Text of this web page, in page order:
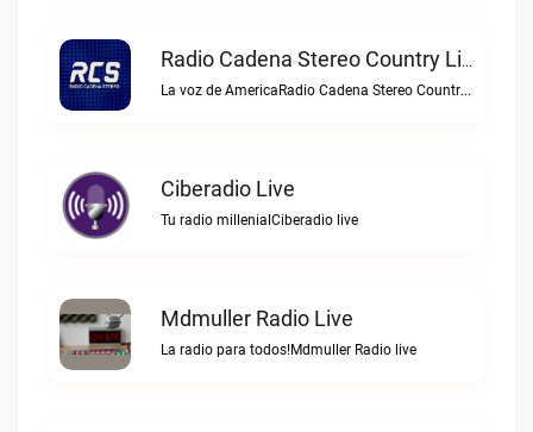
Radio Cadena Stereo Country Live
La voz de AmericaRadio Cadena Stereo Country live
Ciberadio Live
Tu radio millenialCiberadio live
Mdmuller Radio Live
La radio para todos!Mdmuller Radio live